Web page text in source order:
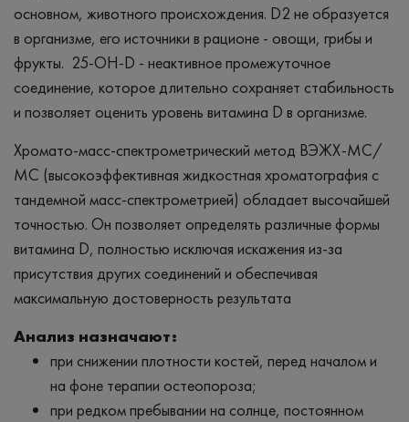
основном, животного происхождения. D2 не образуется
в организме, его источники в рационе - овощи, грибы и
фрукты. 25-ОН-D - неактивное промежуточное
соединение, которое длительно сохраняет стабильность
и позволяет оценить уровень витамина D в организме.
Хромато-масс-спектрометрический метод ВЭЖХ-МС/
МС (высокоэффективная жидкостная хроматография с
тандемной масс-спектрометрией) обладает высочайшей
точностью. Он позволяет определять различные формы
витамина D, полностью исключая искажения из-за
присутствия других соединений и обеспечивая
максимальную достоверность результата
Анализ назначают:
при снижении плотности костей, перед началом и
на фоне терапии остеопороза;
при редком пребывании на солнце, постоянном